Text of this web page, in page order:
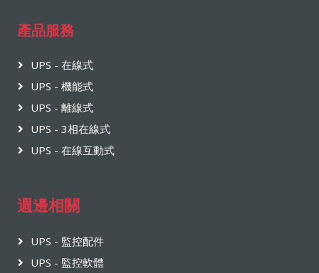
產品服務
UPS - 在線式
UPS - 機能式
UPS - 離線式
UPS - 3相在線式
UPS - 在線互動式
週邊相關
UPS - 監控配件
UPS - 監控軟體